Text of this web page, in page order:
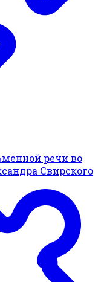
речи во
Свирского